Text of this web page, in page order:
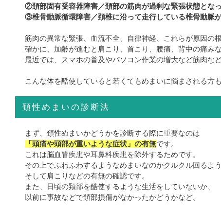
②頚部固有受容器障害／頚部の筋肉が過剰な緊張状態とな
③椎骨動脈循環障害／頚椎に沿って走行している椎骨動脈
筋肉の異常な緊張、血流不全、自律神経、これらが原因の
確かに、加齢が進むと肩こり、首こり、腰痛、背中の痛み
最近では、スマホの普及やパソコン作業の増大など筋肉な
こんな体を酷使していると若くてもめまいに悩まされる方
頚性めまいの診断法
まず、頚性めまいかどうかを診断する際に重要なのは
「頭痛や頭部が重いような症状」の有無です。
これは脳血管疾患や耳鼻科疾患を除外するためです。
その上でふわふわするようなめまいなのかクルクル回るよ
そして肩こりなどの有無の確認です。
また、日頃の頚部を酷使するような生活をしていないか、
以前に事故などで頚部損傷がなかったかどうかなど。